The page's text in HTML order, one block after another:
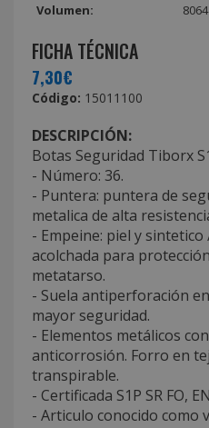
Volumen:
FICHA TÉCNICA
7,30€
Código: 15011100
DESCRIPCIÓN:
Botas Seguridad Tiborx
- Número: 36.
- Puntera: puntera de
metalica de alta
- Empeine: piel y
acolchada para
metatarso.
- Suela antiperforación
mayor seguridad.
- Elementos metálicos
anticorrosión. Forro en
transpirable.
- Certificada S1P SR FO,
- Articulo conocido como